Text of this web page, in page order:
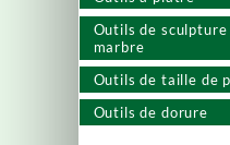
Outils de sculpture
marbre
Outils de taille de
Outils de dorure